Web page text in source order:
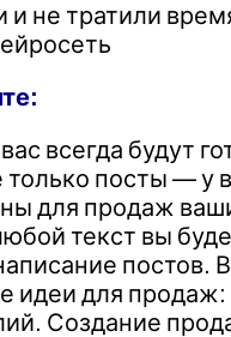
и не тратили
всегда будут
посты — у
для продаж
текст вы
постов.
идеи для продаж:
Создание